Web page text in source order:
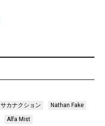
サカナクション Nathan Fake
Alfa Mist